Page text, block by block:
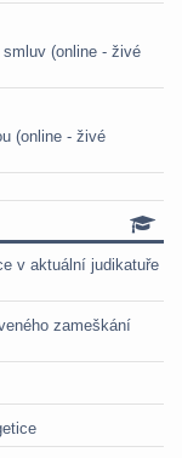
(online - živé
(online - živé
v aktuální judikatuře
zameškání